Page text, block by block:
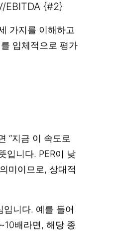
EBITDA {#2}
가지를 이해하고
입체적으로 평가
“지금 이 속도로
입니다. PER이 낮
미이므로, 상대적
입니다. 예를 들어
배라면, 해당 종